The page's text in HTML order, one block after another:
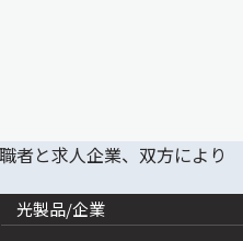
光製品/企業